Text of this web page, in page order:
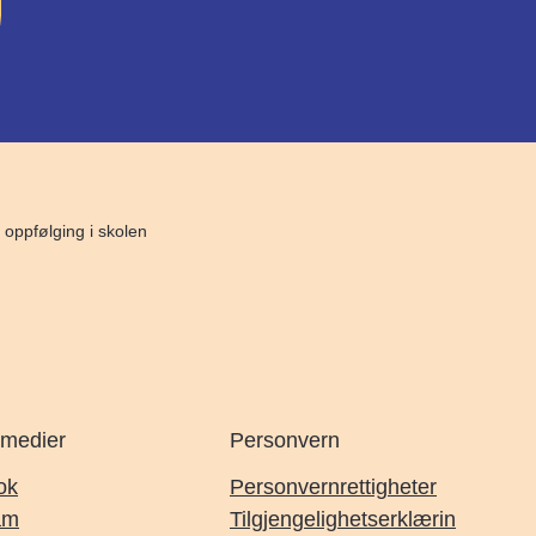
i skolen
Personvern
Personvernrettigheter
Tilgjengelighetserklærin